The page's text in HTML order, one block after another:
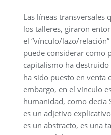
Las líneas transversales
los talleres, giraron
el “vínculo/lazo/relación”
puede considerar como
capitalismo ha
ha sido puesto en venta
embargo, en el vínculo
humanidad, como decía
es un adjetivo
es un abstracto, es una